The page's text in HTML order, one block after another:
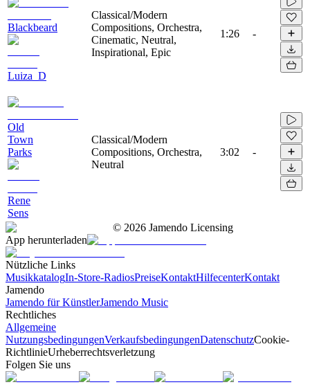
Blackbeard
Luiza_D
Classical/Modern
Compositions, Orchestra,
Cinematic, Neutral,
Inspirational, Epic
1:26 -
Old
Town
Parks
Rene
Sens
Classical/Modern
Compositions, Orchestra,
Neutral
3:02 -
© 2026 Jamendo Licensing
App herunterladen
Nützliche Links
MusikkatalogIn-Store-RadiosPreiseKontaktHilfecenterKontakt
Jamendo
Jamendo für KünstlerJamendo Music
Rechtliches
Allgemeine
NutzungsbedingungenVerkaufsbedingungenDatenschutzCookie-
RichtlinieUrheberrechtsverletzung
Folgen Sie uns